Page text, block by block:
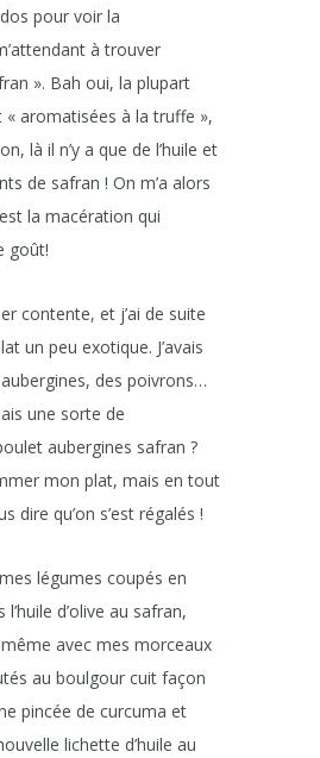
dos pour voir la
à trouver
». Bah oui, la plupart
« aromatisées à la truffe »,
là il n’y a que de l’huile et
de safran ! On m’a alors
la macération qui
goût!
contente, et j’ai de suite
un peu exotique. J’avais
des poivrons…
une sorte de
aubergines safran ?
mon plat, mais en tout
dire qu’on s’est régalés !
légumes coupés en
d’olive au safran,
avec mes morceaux
au boulgour cuit façon
pincée de curcuma et
lichette d’huile au